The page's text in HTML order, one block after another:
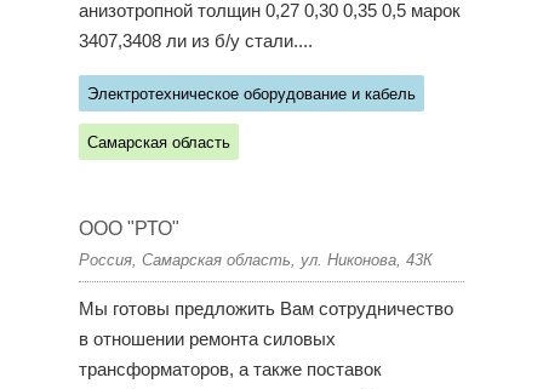
анизотропной толщин 0,27 0,30 0,35 0,5 марок
3407,3408 ли из б/у стали....
Электротехническое оборудование и кабель
Самарская область
ООО "РТО"
Россия, Самарская область, ул. Никонова, 43К
Мы готовы предложить Вам сотрудничество
в отношении ремонта силовых
трансформаторов, а также поставок